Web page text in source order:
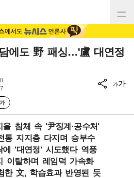
에도 野 패싱…'盧 대연정
가가
침체 속 '尹징계·공수처'
통 지지층 다지며 승부수
에 '대연정' 시도했다 역풍
이탈하며 레임덕 가속화
한 文, 학습효과 반영된 듯